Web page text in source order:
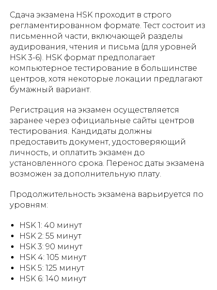
Сдача экзамена HSK проходит в строго
регламентированном формате. Тест состоит из
письменной части, включающей разделы
аудирования, чтения и письма (для уровней
HSK 3-6). HSK формат предполагает
компьютерное тестирование в большинстве
центров, хотя некоторые локации предлагают
бумажный вариант.
Регистрация на экзамен осуществляется
заранее через официальные сайты центров
тестирования. Кандидаты должны
предоставить документ, удостоверяющий
личность, и оплатить экзамен до
установленного срока. Перенос даты экзамена
возможен за дополнительную плату.
Продолжительность экзамена варьируется по
уровням:
HSK 1: 40 минут
HSK 2: 55 минут
HSK 3: 90 минут
HSK 4: 105 минут
HSK 5: 125 минут
HSK 6: 140 минут